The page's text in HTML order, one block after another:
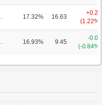
17.32% 16.63
+0.20
(1.22%)
16.93% 9.45
-0.08
(-0.84%)